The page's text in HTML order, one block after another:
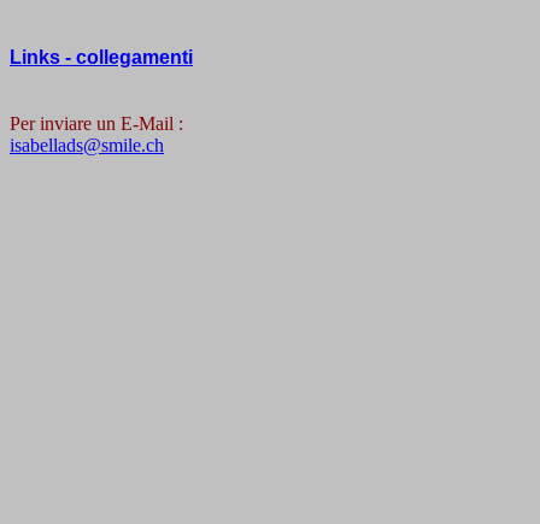
Links - collegamenti
Per inviare un E-Mail :
isabellads@smile.ch